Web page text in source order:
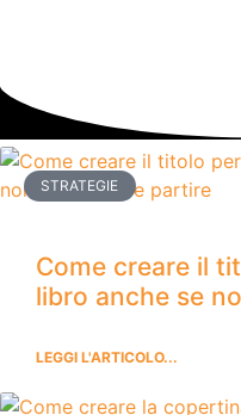
STRATEGIE
Come creare il
libro anche se
LEGGI L'ARTICOLO...